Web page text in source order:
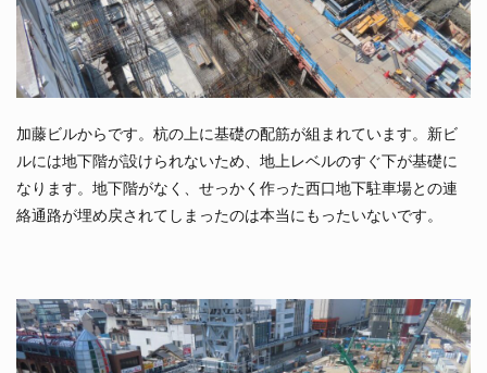
加藤ビルからです。杭の上に基礎の配筋が組まれています。新ビ
ルには地下階が設けられないため、地上レベルのすぐ下が基礎に
なります。地下階がなく、せっかく作った西口地下駐車場との連
絡通路が埋め戻されてしまったのは本当にもったいないです。